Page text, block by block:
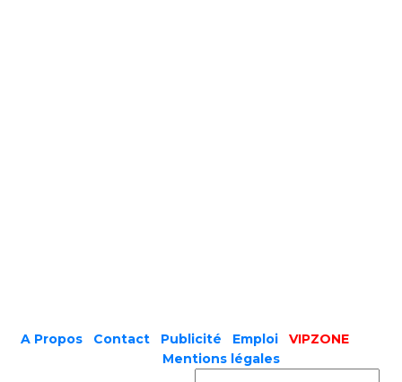
A Propos Contact Publicité Emploi
VIPZONE
Mentions légales